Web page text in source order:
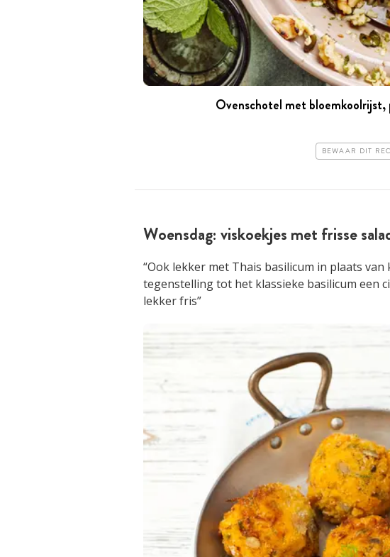
Ovenschotel met bloemkoolrijst,
BEWAAR DIT
Woensdag: viskoekjes met frisse
“Ook lekker met Thais basilicum in plaats
tegenstelling tot het klassieke basilicum een
lekker fris”